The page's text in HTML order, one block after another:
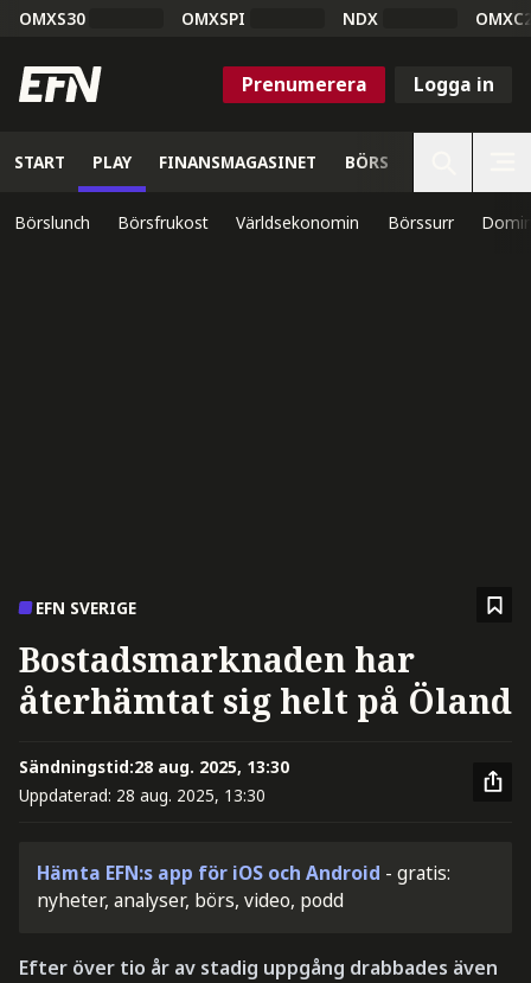
OMXS30 OMXSPI NDX
Prenumerera Logga in
START PLAY FINANSMAGASINET BÖRS
Börslunch Börsfrukost Världsekonomin Börssurr
EFN SVERIGE
Bostadsmarknaden har
återhämtat sig helt på Öland
Sändningstid:28 aug. 2025, 13:30
Uppdaterad: 28 aug. 2025, 13:30
Hämta EFN:s app för iOS och Android - gratis:
nyheter, analyser, börs, video, podd
Efter över tio år av stadig uppgång drabbades även